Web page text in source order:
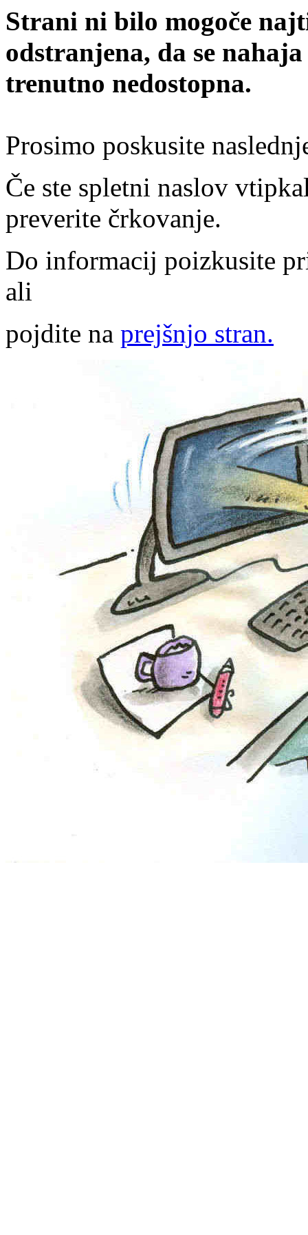
Strani ni bilo mogoče
odstranjena, da se
trenutno nedostopna.
Prosimo poskusite
Če ste spletni naslov
preverite črkovanje.
Do informacij poizkusite
ali
pojdite na prejšnjo stran.